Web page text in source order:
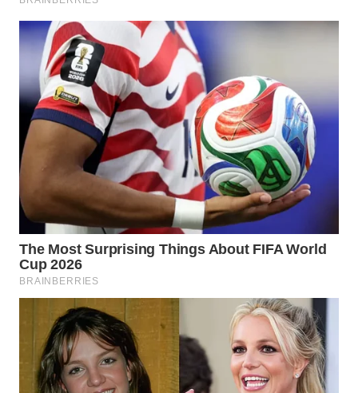
ID
MAWAKA
ID
MARTABAT
PLN
WATCH
MKLI
LPKKI
LKKI
KOPEKLIN